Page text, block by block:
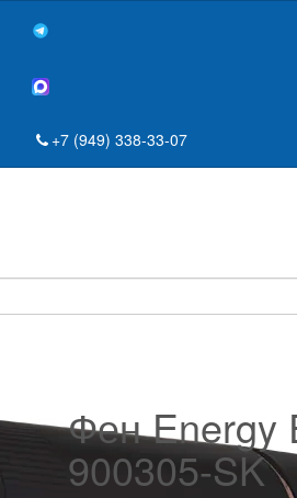
+7 (949) 338-33-07
Фен Energy
900305-SK